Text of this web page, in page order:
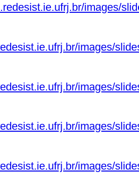
images/
images/
images/
images/
images/